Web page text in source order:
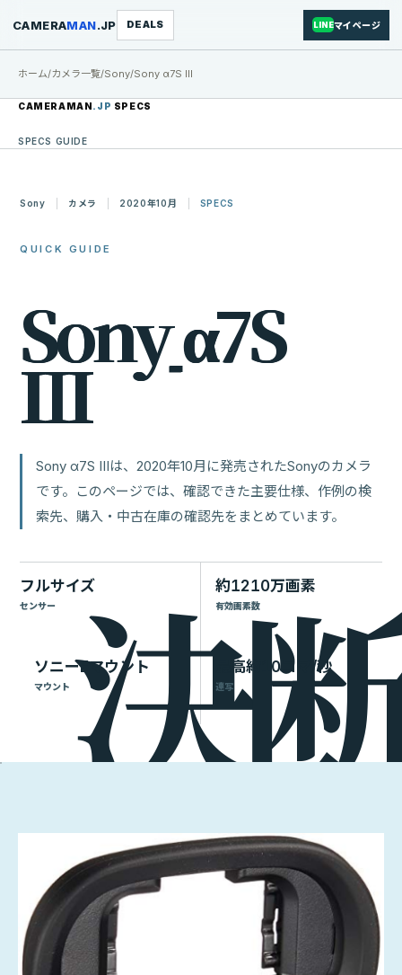
CAMERAMAN.JP DEALS LINEマイページ
ホーム/カメラ一覧/Sony/Sony α7S III
CAMERAMAN.JP SPECS
SPECS GUIDE
Sony カメラ 2020年10月 SPECS
QUICK GUIDE
Sonyα7S
III
Sony α7S IIIは、2020年10月に発売されたSonyのカメラ
です。このページでは、確認できた主要仕様、作例の検
索先、購入・中古在庫の確認先をまとめています。
フルサイズ
センサー
約1210万画素
有効画素数
ソニーEマウント
マウント
最高約10コマ/秒
連写